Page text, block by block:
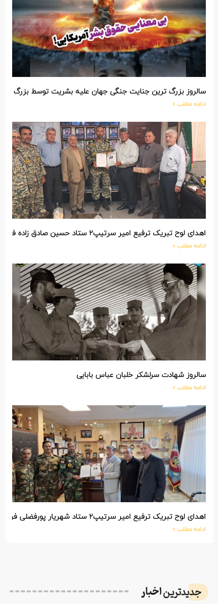
سالروز بزرگ ترین جنایت جنگی جهان علیه بشریت توسط بزرگ
ادامه مطلب »
اهدای لوح تبریک ترفیع امیر سرتیپ۲ ستاد حسین صادق زاده فرمانده تیپ ۲۵ واکنش سریع شهید آبگون نزاجا مستقر در تبریز
ادامه مطلب »
سالروز شهادت سرلشکر خلبان عباس بابایی
ادامه مطلب »
اهدای لوح تبریک ترفیع امیر سرتیپ۲ ستاد شهریار پورفضلی فرمانده تیپ ۳۶۴ شهید نصیرزاده نزاجا مستقر در مهاباد
ادامه مطلب »
جدیدتریناخبار